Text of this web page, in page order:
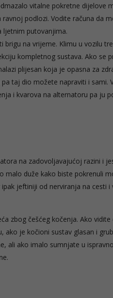
vitalne pokretne dijelove
podlozi. Vodite računa da
ljetnim putovanjima.
na vrijeme. Klimu u vozilu
kompletnog sustava. Ako se
plijesan koja je opasna za
taj dio možete napraviti i sami.
i kvarova na alternatoru pa ju
na zadovoljavajućoj razini i
duže kako biste pokrenuli
jeftiniji od nerviranja na cesti i
zbog češćeg kočenja. Ako
ako je kočioni sustav glasan i
ali ako imalo sumnjate u